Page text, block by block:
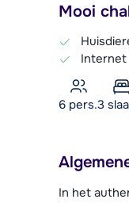
Mooi
Internet
6 pers.3
In het